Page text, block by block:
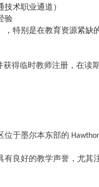
术职业通道）
验
，特别是在教育资源紧缺
获得临时教师注册，在读
位于墨尔本东部的
良好的教学声誉，尤其